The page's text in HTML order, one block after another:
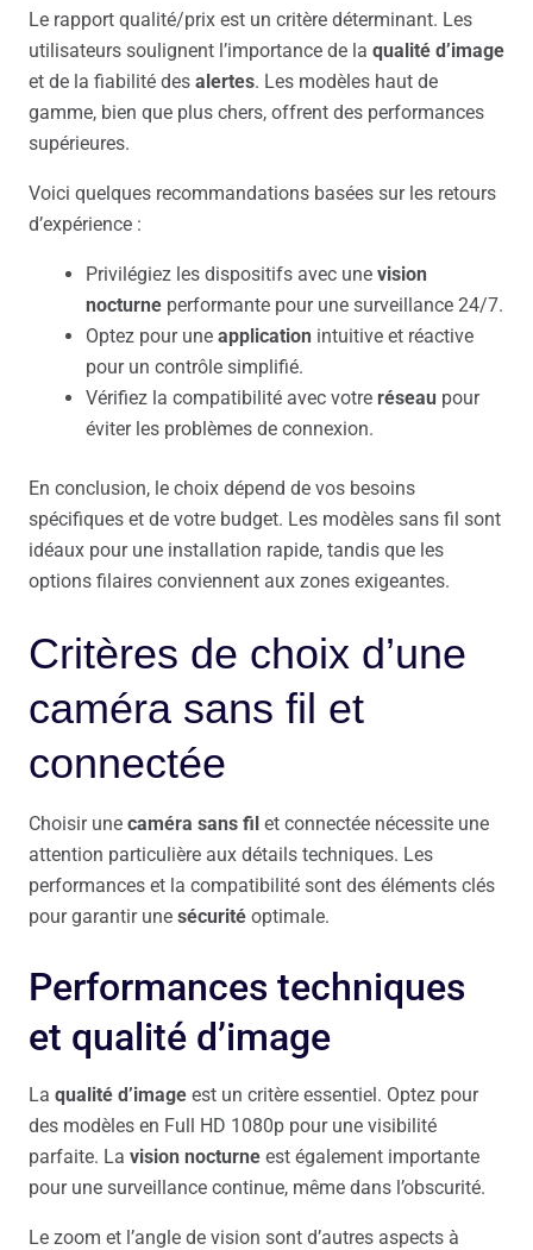
Le rapport qualité/prix est un critère déterminant. Les
utilisateurs soulignent l’importance de la qualité d’image
et de la fiabilité des alertes. Les modèles haut de
gamme, bien que plus chers, offrent des performances
supérieures.
Voici quelques recommandations basées sur les retours
d’expérience :
Privilégiez les dispositifs avec une vision
nocturne performante pour une surveillance 24/7.
Optez pour une application intuitive et réactive
pour un contrôle simplifié.
Vérifiez la compatibilité avec votre réseau pour
éviter les problèmes de connexion.
En conclusion, le choix dépend de vos besoins
spécifiques et de votre budget. Les modèles sans fil sont
idéaux pour une installation rapide, tandis que les
options filaires conviennent aux zones exigeantes.
Critères de choix d’une
caméra sans fil et
connectée
Choisir une caméra sans fil et connectée nécessite une
attention particulière aux détails techniques. Les
performances et la compatibilité sont des éléments clés
pour garantir une sécurité optimale.
Performances techniques
et qualité d’image
La qualité d’image est un critère essentiel. Optez pour
des modèles en Full HD 1080p pour une visibilité
parfaite. La vision nocturne est également importante
pour une surveillance continue, même dans l’obscurité.
Le zoom et l’angle de vision sont d’autres aspects à